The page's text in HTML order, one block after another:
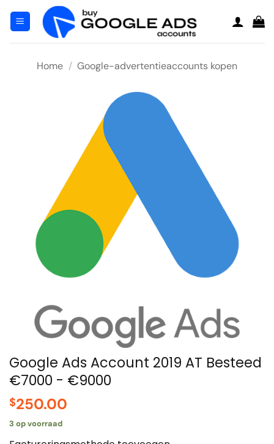
naar
Home / Google-advertentieaccounts kopen
Google Ads Account 2019 AT Besteed
€7000 - €9000
$250.00
3 op voorraad